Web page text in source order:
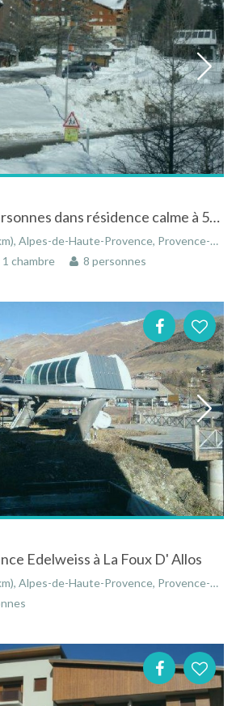
Appartement 6 personnes dans résidence calme à 50m des pistes dans les Alpes de Haute Provence
de-Haute-Provence, Provence-Alpes-Côte d'Azur, France
1 chambre 8 personnes
Edelweiss à La Foux D' Allos
de-Haute-Provence, Provence-Alpes-Côte d'Azur, France